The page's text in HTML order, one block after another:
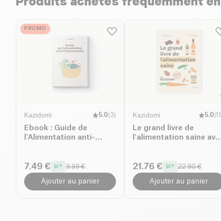
PROMO
Kazidomi 5.0(3)
Ebook : Guide de
l’Alimentation anti-
7.49 € 9.99 €
Ajouter au panier
Kazidomi 5.0(
Le grand livre de
l'alimentation saine
21.76 € 22.90 €
Ajouter au panier